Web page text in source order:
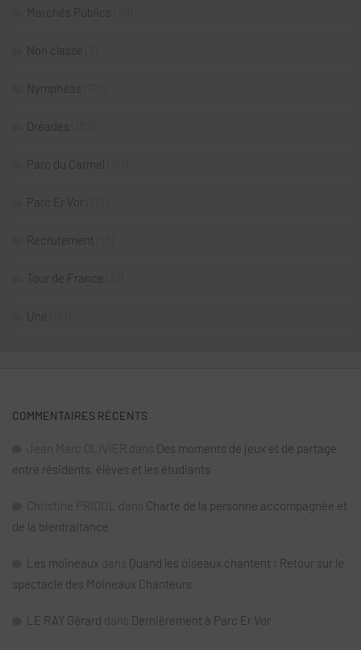
Marchés Publics
Non classé
Nymphéas
Oréades
Parc du Carmel
Parc Er Vor
Recrutement
Tour de France
Une
COMMENTAIRES RÉCENTS
Jean Marc OLIVIER dans Des moments de jeux et de partage
entre résidents, élèves et les étudiants
Christine PRIOUL dans Charte de la personne accompagnée et
de la bientraitance
Les moineaux dans Quand les oiseaux chantent : Retour sur le
spectacle des Moineaux Chanteurs
LE RAY Gérard dans Dernièrement à Parc Er Vor